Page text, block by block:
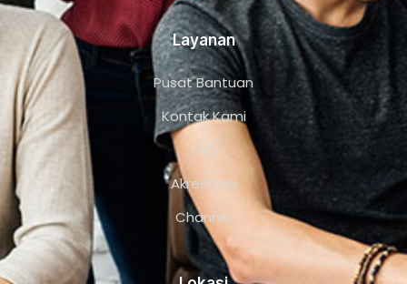
Layanan
Pusat Bantuan
Kontak Kami
FAQ
Akreditasi
Channel